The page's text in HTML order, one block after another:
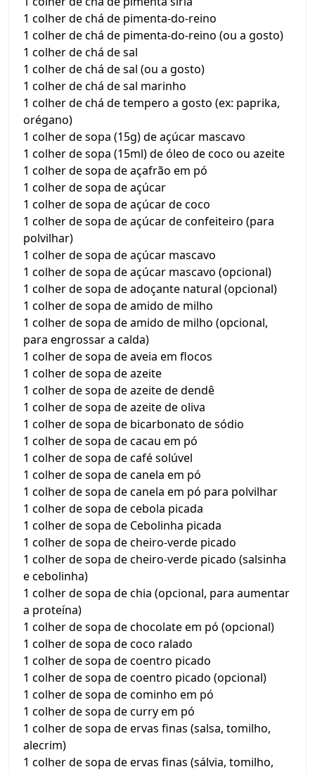
1 colher de chá de pimenta-do-reino
1 colher de chá de pimenta-do-reino (ou a gosto)
1 colher de chá de sal
1 colher de chá de sal (ou a gosto)
1 colher de chá de sal marinho
1 colher de chá de tempero a gosto (ex: paprika,
orégano)
1 colher de sopa (15g) de açúcar mascavo
1 colher de sopa (15ml) de óleo de coco ou azeite
1 colher de sopa de açafrão em pó
1 colher de sopa de açúcar
1 colher de sopa de açúcar de coco
1 colher de sopa de açúcar de confeiteiro (para
polvilhar)
1 colher de sopa de açúcar mascavo
1 colher de sopa de açúcar mascavo (opcional)
1 colher de sopa de adoçante natural (opcional)
1 colher de sopa de amido de milho
1 colher de sopa de amido de milho (opcional,
para engrossar a calda)
1 colher de sopa de aveia em flocos
1 colher de sopa de azeite
1 colher de sopa de azeite de dendê
1 colher de sopa de azeite de oliva
1 colher de sopa de bicarbonato de sódio
1 colher de sopa de cacau em pó
1 colher de sopa de café solúvel
1 colher de sopa de canela em pó
1 colher de sopa de canela em pó para polvilhar
1 colher de sopa de cebola picada
1 colher de sopa de Cebolinha picada
1 colher de sopa de cheiro-verde picado
1 colher de sopa de cheiro-verde picado (salsinha
e cebolinha)
1 colher de sopa de chia (opcional, para aumentar
a proteína)
1 colher de sopa de chocolate em pó (opcional)
1 colher de sopa de coco ralado
1 colher de sopa de coentro picado
1 colher de sopa de coentro picado (opcional)
1 colher de sopa de cominho em pó
1 colher de sopa de curry em pó
1 colher de sopa de ervas finas (salsa, tomilho,
alecrim)
1 colher de sopa de ervas finas (sálvia, tomilho,